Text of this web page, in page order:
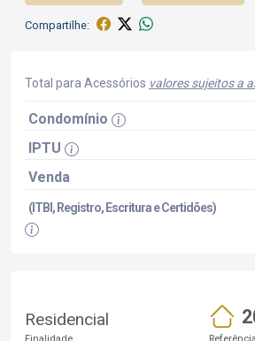
Compartilhe:
Total para Acessórios valores sujeitos a
Condomínio
IPTU
Venda
(ITBI, Registro, Escritura e Certidões)
Residencial
Finalidade Referência